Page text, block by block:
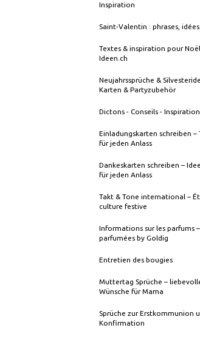
Inspiration
Saint-Valentin : phrases,
Textes & inspiration pour
Ideen.ch
Neujahrssprüche &
Karten & Partyzubehör
Dictons - Conseils -
Einladungskarten schreiben –
für jeden Anlass
Dankeskarten schreiben –
für jeden Anlass
Takt & Tone international –
culture festive
Informations sur les parfums
parfumées by Goldig
Entretien des bougies
Muttertag Sprüche –
Wünsche für Mama
Sprüche zur Erstkommunion
Konfirmation